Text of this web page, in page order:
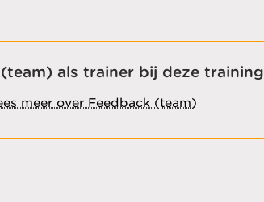
als trainer bij deze training
meer over Feedback (team)